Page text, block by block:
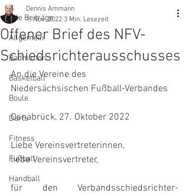
Alle Beiträge
Allgemein
Badminton
Basketball
Boule
Darts
Fitness
Fußball
Handball
Offener Brief des NFV-
Schiedsrichterausschusses
Dennis Ammann
1. Nov. 2022 3 Min. Lesezeit
An die Vereine des
Niedersächsischen Fußball-Verbandes
Osnabrück, 27. Oktober 2022
Liebe Vereinsvertreterinnen,
liebe Vereinsvertreter,
für den Verbandsschiedsrichter-